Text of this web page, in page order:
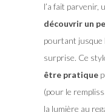
l’a fait parvenir,
découvrir un
pourtant jusque
surprise. Ce
être pratique
(pour le
la lumière au